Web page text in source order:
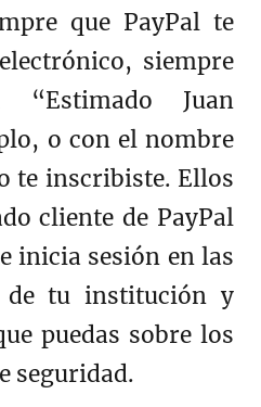
que PayPal te
siempre
“Estimado Juan
o con el nombre
te inscribiste. Ellos
cliente de PayPal
inicia sesión en las
de tu institución y
puedas sobre los
seguridad.